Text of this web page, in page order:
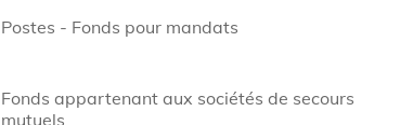
Postes - Fonds pour mandats
Fonds appartenant aux sociétés de secours
mutuels